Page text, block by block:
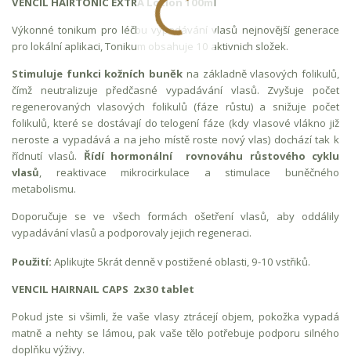
Výkonné tonikum pro léčbu vypadávání vlasů nejnovější generace
pro lokální aplikaci, Tonikum obsahuje 10 aktivnich složek.
Stimuluje funkci kožních buněk na základně vlasových folikulů,
čímž neutralizuje předčasné vypadávání vlasů. Zvyšuje počet
regenerovaných vlasových folikulů (fáze růstu) a snižuje počet
folikulů, které se dostávají do telogení fáze (kdy vlasové vlákno již
neroste a vypadává a na jeho místě roste nový vlas) dochází tak k
řídnutí vlasů. Řídí hormonální rovnováhu růstového cyklu
vlasů, reaktivace mikrocirkulace a stimulace buněčného
metabolismu.
Doporučuje se ve všech formách ošetření vlasů, aby oddálily
vypadávání vlasů a podporovaly jejich regeneraci.
Použití: Aplikujte 5krát denně v postižené oblasti, 9-10 vstřiků.
VENCIL HAIRNAIL CAPS 2x30 tablet
Pokud jste si všimli, že vaše vlasy ztrácejí objem, pokožka vypadá
matně a nehty se lámou, pak vaše tělo potřebuje podporu silného
doplňku výživy.